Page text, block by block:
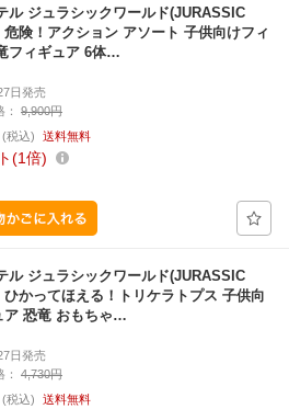
ル ジュラシックワールド(JURASSIC
険！アクション アソート 子供向けフィ
フィギュア 6体…
日発売
9,900円
(税込) 送料無料
1倍
ル ジュラシックワールド(JURASSIC
かってほえる！トリケラトプス 子供向
ア 恐竜 おもちゃ…
日発売
4,730円
(税込) 送料無料